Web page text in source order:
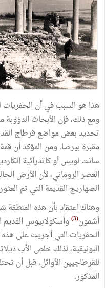
هذا هو السبب في أن الحفريات
ومع ذلك، فإن الأبحاث
تحديد بعض مواضع قرطاج
مقبرة بيرصا. ومن المؤكد أن
سانت لويس أو كاتدرائية
العصر الروماني، لأن الأرض
الصهاريج القديمة التي تم
وهناك اعتقاد بأن هذه
أشمون(3)
وأسكولابيوس
الحفريات التي أجريت على هذه
البونيقية، لذلك خلص الأب
للقرطاجيين الأوائل، قبل أن
المذكور.